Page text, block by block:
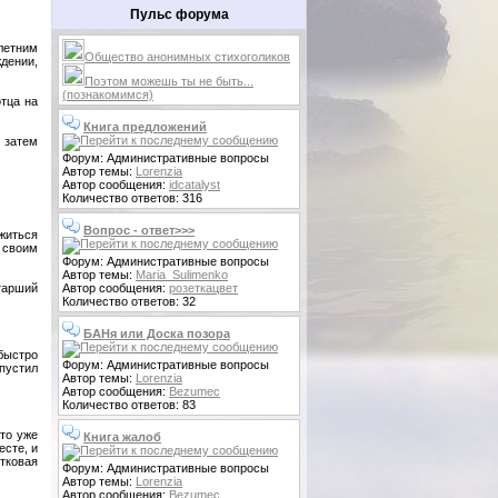
на
уже
и
Пульс форума
Общество анонимных стихоголиков
Поэтом можешь ты не быть...
(познакомимся)
Книга предложений
Форум: Административные вопросы
Автор темы: Lorenzia
Автор сообщения: idcatalyst
Количество ответов: 316
Вопрос - ответ>>>
Форум: Административные вопросы
Автор темы: Maria_Sulimenko
Автор сообщения: розеткацвет
Количество ответов: 32
БАНя или Доска позора
Форум: Административные вопросы
Автор темы: Lorenzia
Автор сообщения: Bezumec
Количество ответов: 83
Книга жалоб
Форум: Административные вопросы
Автор темы: Lorenzia
Автор сообщения: Bezumec